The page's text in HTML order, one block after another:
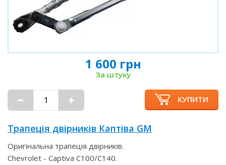
1 600 грн
За штуку
КУПИТИ
Трапеція двірників Каптіва GM
Оригінальна трапеція двірників.
Chevrolet - Captiva C100/C140.